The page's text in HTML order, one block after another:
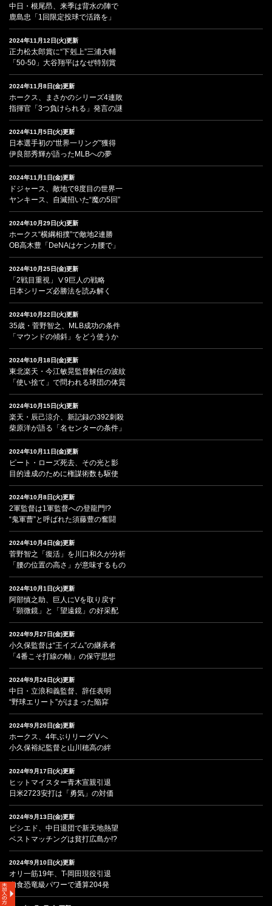
中日・根尾昂、来季は背水の陣で
鹿島忠「1回限定投球で活路を」
2024年11月12日(火)更新
正力松太郎賞に“下剋上”三浦大輔
「50-50」大谷翔平はなぜ特別賞
2024年11月8日(金)更新
ホークス、まさかのシリーズ4連敗
指揮官「3つ負けられる」発言の謎
2024年11月5日(火)更新
日本選手初の“世界一リング”獲得
伊良部秀輝が語ったMLBへの夢
2024年11月1日(金)更新
ドジャース、敵地で8度目の世界一
ヤンキース、自滅招いた“魔の5回”
2024年10月29日(火)更新
ホークス“横綱相撲”で敵地2連勝
OB高木豊「DeNAはケンカ腰で」
2024年10月25日(金)更新
「2戦目重視」Ⅴ9巨人の戦略
日本シリーズ必勝法を読み解く
2024年10月22日(火)更新
35歳・菅野智之、MLB成功の条件
「マウンドの傾斜」をどう使うか
2024年10月18日(金)更新
東北楽天・今江敏晃監督解任の波紋
「使い捨て」で問われる球団の体質
2024年10月15日(火)更新
楽天・辰己涼介、新記録の392刺殺
柴原洋が語る「名センターの条件」
2024年10月11日(金)更新
ピート・ローズ死去、その光と影
目的達成のために権謀術数も駆使
2024年10月8日(火)更新
2軍監督は1軍監督への登龍門!?
“鬼軍曹”と呼ばれた須藤豊の奮闘
2024年10月4日(金)更新
菅野智之「復活」を川口和久が分析
「腰の位置の高さ」が意味するもの
2024年10月1日(火)更新
阿部慎之助、巨人にVを取り戻す
「顕微鏡」と「望遠鏡」の好采配
2024年9月27日(金)更新
小久保監督は“王イズム”の継承者
「4番こそ打線の軸」の保守思想
2024年9月24日(火)更新
中日・立浪和義監督、辞任表明
“野球エリート”がはまった陥穽
2024年9月20日(金)更新
ホークス、4年ぶりリーグⅤへ
小久保裕紀監督と山川穂高の絆
2024年9月17日(火)更新
ヒットマイスター青木宣親引退
日米2723安打は「勇気」の対価
2024年9月13日(金)更新
ビシエド、中日退団で新天地熱望
ベストマッチングは貧打広島か!?
2024年9月10日(火)更新
オリ一筋19年、T-岡田現役引退
肉食恐竜級パワーで通算204発